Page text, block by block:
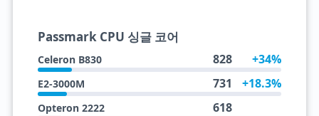
Passmark CPU 싱글 코어
Celeron B830 828 +34%
E2-3000M 731 +18.3%
Opteron 2222 618